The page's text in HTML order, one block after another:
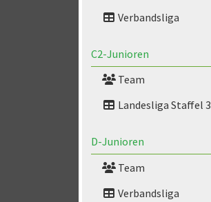
Verbandsliga
C2-Junioren
Team
Landesliga Staffel 3
D-Junioren
Team
Verbandsliga